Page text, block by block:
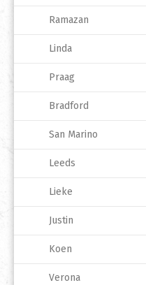
Ramazan
Linda
Praag
Bradford
San Marino
Leeds
Lieke
Justin
Koen
Verona